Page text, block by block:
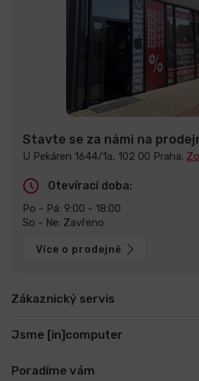
Stavte se za námi na
U Pekáren 1644/1a, 102 00 Praha.
Otevírací doba:
Po - Pá: 9:00 - 18:00
So - Ne: Zavřeno
Více o prodejně
Zákaznický servis
Jsme [in]computer
Poradíme vám